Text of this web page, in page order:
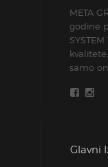
META
godine
samo
Glavni